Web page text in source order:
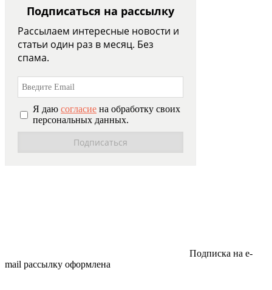
Подписаться на рассылку
Рассылаем интересные новости и
статьи один раз в месяц. Без
спама.
Я даю согласие на обработку своих
персональных данных.
Подписка на e-
mail рассылку оформлена